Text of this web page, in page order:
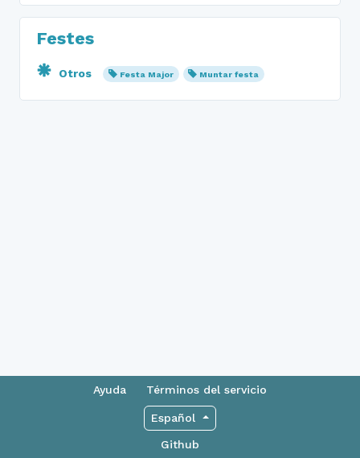
Festes
Otros Festa Major Muntar festa
Ayuda Términos del servicio
Español
Github